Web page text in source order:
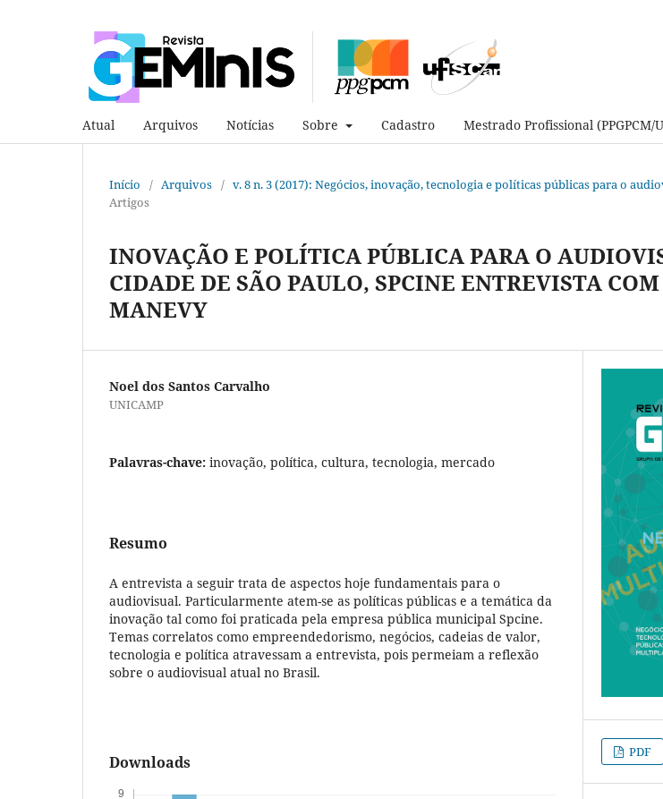
Atual Arquivos Notícias Sobre Cadastro Mestrado Profissional (PPGPCM/
Início / Arquivos / v. 8 n. 3 (2017): Negócios, inovação, tecnologia e políticas públicas para o
Artigos
INOVAÇÃO E POLÍTICA PÚBLICA PARA O
CIDADE DE SÃO PAULO, SPCINE ENTREVISTA
MANEVY
Noel dos Santos Carvalho
UNICAMP
Palavras-chave: inovação, política, cultura, tecnologia, mercado
Resumo
A entrevista a seguir trata de aspectos hoje fundamentais para o
audiovisual. Particularmente atem-se as políticas públicas e a temática da
inovação tal como foi praticada pela empresa pública municipal Spcine.
Temas correlatos como empreendedorismo, negócios, cadeias de valor,
tecnologia e política atravessam a entrevista, pois permeiam a reflexão
sobre o audiovisual atual no Brasil.
Downloads
PDF